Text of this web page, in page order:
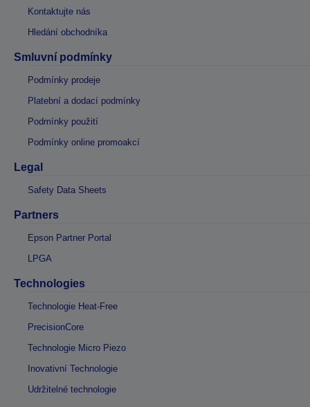
Kontaktujte nás
Hledání obchodníka
Smluvní podmínky
Podmínky prodeje
Platební a dodací podmínky
Podmínky použití
Podmínky online promoakcí
Legal
Safety Data Sheets
Partners
Epson Partner Portal
LPGA
Technologies
Technologie Heat-Free
PrecisionCore
Technologie Micro Piezo
Inovativní Technologie
Udržitelné technologie